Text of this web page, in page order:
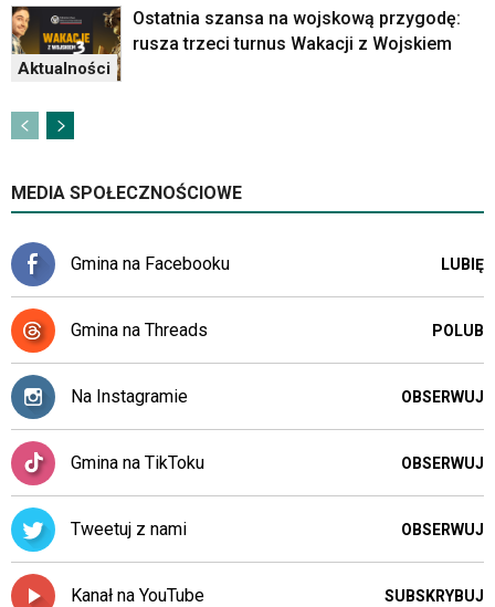
Aktualności
Ostatnia szansa na wojskową przygodę:
rusza trzeci turnus Wakacji z Wojskiem
MEDIA SPOŁECZNOŚCIOWE
Gmina na Facebooku LUBIĘ
Gmina na Threads POLUB
Na Instagramie OBSERWUJ
Gmina na TikToku OBSERWUJ
Tweetuj z nami OBSERWUJ
Kanał na YouTube SUBSKRYBUJ